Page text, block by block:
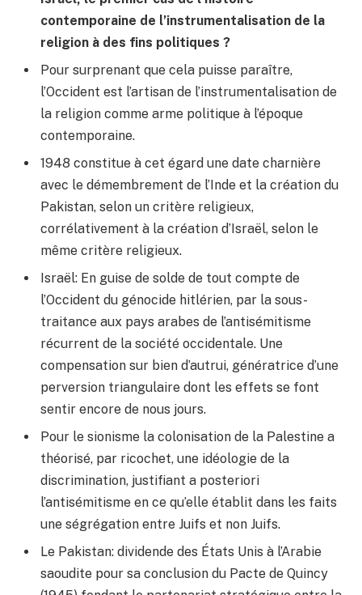
contemporaine de l’instrumentalisation de la
religion à des fins politiques ?
Pour surprenant que cela puisse paraître,
l’Occident est l’artisan de l’instrumentalisation de
la religion comme arme politique à l’époque
contemporaine.
1948 constitue à cet égard une date charnière
avec le démembrement de l’Inde et la création du
Pakistan, selon un critère religieux,
corrélativement à la création d’Israël, selon le
même critère religieux.
Israël: En guise de solde de tout compte de
l’Occident du génocide hitlérien, par la sous-
traitance aux pays arabes de l’antisémitisme
récurrent de la société occidentale. Une
compensation sur bien d’autrui, génératrice d’une
perversion triangulaire dont les effets se font
sentir encore de nous jours.
Pour le sionisme la colonisation de la Palestine a
théorisé, par ricochet, une idéologie de la
discrimination, justifiant a posteriori
l’antisémitisme en ce qu’elle établit dans les faits
une ségrégation entre Juifs et non Juifs.
Le Pakistan: dividende des États Unis à l’Arabie
saoudite pour sa conclusion du Pacte de Quincy